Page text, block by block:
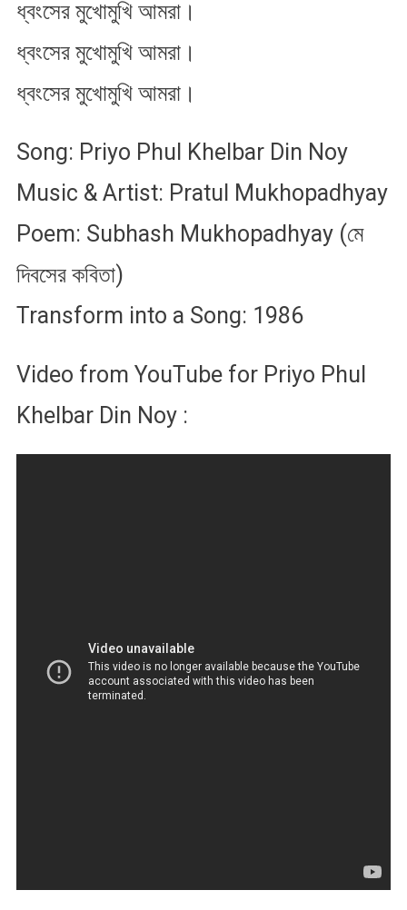
ধ্বংসের মুখোমুখি আমরা।
ধ্বংসের মুখোমুখি আমরা।
ধ্বংসের মুখোমুখি আমরা।
Song: Priyo Phul Khelbar Din Noy
Music & Artist: Pratul Mukhopadhyay
Poem: Subhash Mukhopadhyay (মে
দিবসের কবিতা)
Transform into a Song: 1986
Video from YouTube for Priyo Phul
Khelbar Din Noy :